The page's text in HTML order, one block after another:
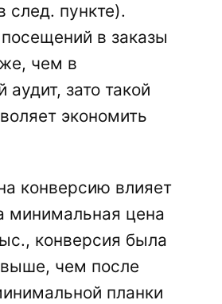
след. пункте).
в заказы
чем в
аудит, зато такой
экономить
конверсию влияет
минимальная цена
конверсия была
чем после
планки